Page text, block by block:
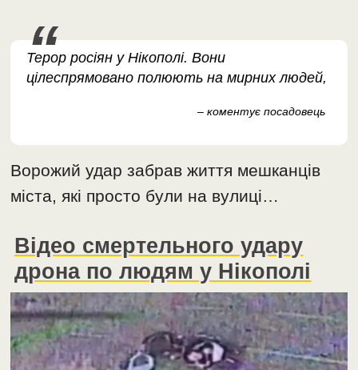
Терор росіян у Нікополі. Вони
цілеспрямовано полюють на мирних людей,
– коментує посадовець
Ворожий удар забрав життя мешканців
міста, які просто були на вулиці…
Відео смертельного удару
дрона по людям у Нікополі
Відеопрогравач